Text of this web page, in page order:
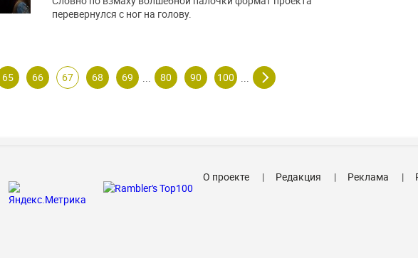
перевернулся с ног на голову.
65 66 67 68 69 80 90 100
О проекте Редакция Реклама